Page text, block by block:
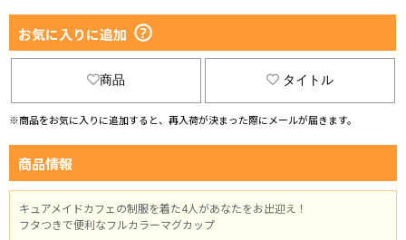
お気に入りに追加
商品 タイトル
※商品をお気に入りに追加すると、再入荷が決まった際にメールが届きます。
商品情報
キュアメイドカフェの制服を着た4人があなたをお出迎え！
フタつきで便利なフルカラーマグカップ